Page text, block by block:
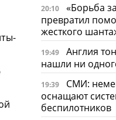
20:10
«Борьба
превратил
жесткого
19:49
Англия
нашли ни
19:39
СМИ:
оснащают
беспилотников